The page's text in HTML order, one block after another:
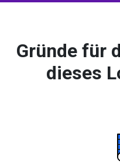
Gründe für
dieses